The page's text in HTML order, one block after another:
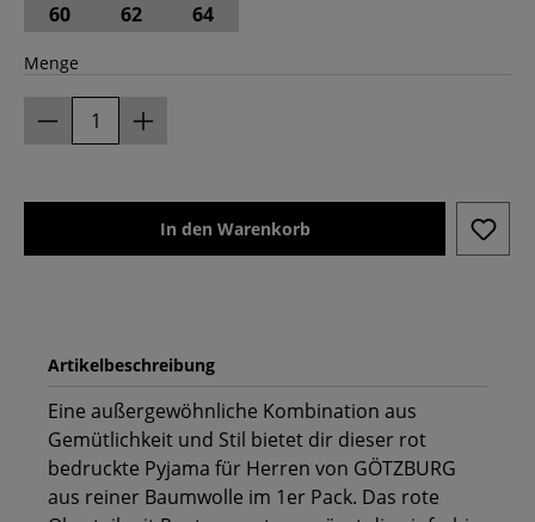
60
62 64
Menge
In den Warenkorb
Artikelbeschreibung
Eine außergewöhnliche Kombination aus
Gemütlichkeit und Stil bietet dir dieser rot
bedruckte Pyjama für Herren von GÖTZBURG
aus reiner Baumwolle im 1er Pack. Das rote